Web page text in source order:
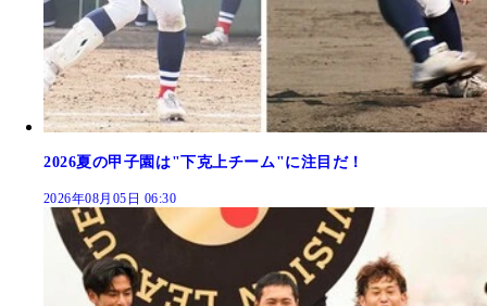
2026夏の甲子園は"下克上チーム"に注目だ！
2026年08月05日 06:30